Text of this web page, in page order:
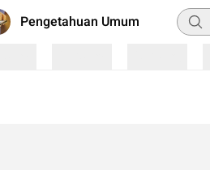
Pengetahuan Umum